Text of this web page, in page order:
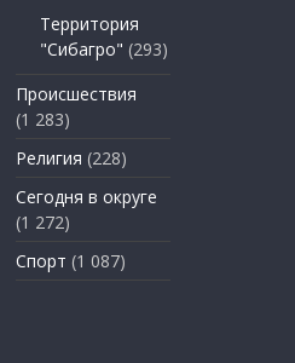
Территория
"Сибагро" (293)
Происшествия
(1 283)
Религия (228)
Сегодня в округе
(1 272)
Спорт (1 087)